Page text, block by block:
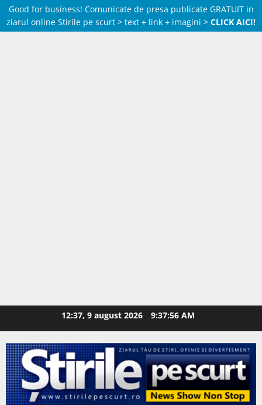
Good for business! Comunicate de presa publicate GRATUIT in
ziarul online Stirile pe scurt > text + link + imagini > CLICK AICI!
12:37, 9 august 2026 9:37:58 AM